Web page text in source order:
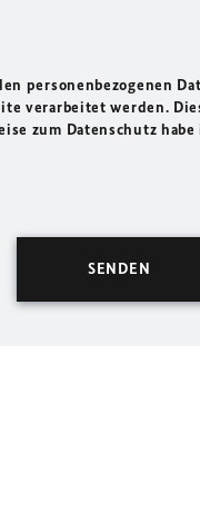
personenbezogenen
verarbeitet werden.
zum Datenschutz